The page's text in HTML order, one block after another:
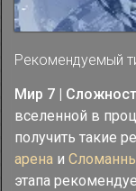
Рекомендуемый
Мир 7 |
вселенной в
получить такие
арена и
этапа